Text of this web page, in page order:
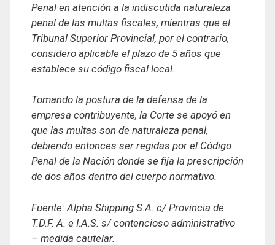
Penal en atención a la indiscutida naturaleza
penal de las multas fiscales, mientras que el
Tribunal Superior Provincial, por el contrario,
considero aplicable el plazo de 5 años que
establece su código fiscal local.
Tomando la postura de la defensa de la
empresa contribuyente, la Corte se apoyó en
que las multas son de naturaleza penal,
debiendo entonces ser regidas por el Código
Penal de la Nación donde se fija la prescripción
de dos años dentro del cuerpo normativo.
Fuente: Alpha Shipping S.A. c/ Provincia de
T.D.F. A. e I.A.S. s/ contencioso administrativo
– medida cautelar.